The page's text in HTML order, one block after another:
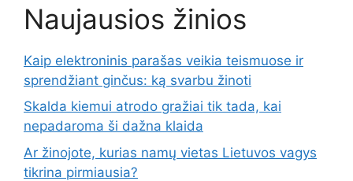
Naujausios žinios
Kaip elektroninis parašas veikia teismuose ir
sprendžiant ginčus: ką svarbu žinoti
Skalda kiemui atrodo gražiai tik tada, kai
nepadaroma ši dažna klaida
Ar žinojote, kurias namų vietas Lietuvos vagys
tikrina pirmiausia?